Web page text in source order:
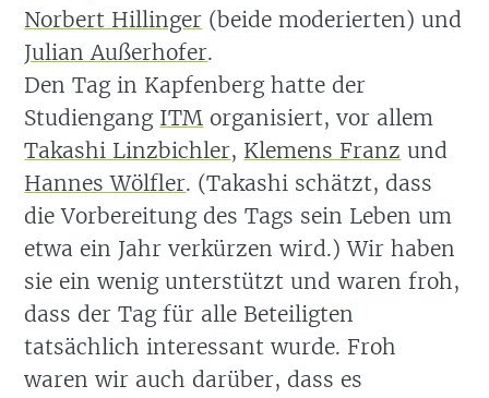
Norbert Hillinger (beide moderierten) und
Julian Außerhofer.
Den Tag in Kapfenberg hatte der
Studiengang ITM organisiert, vor allem
Takashi Linzbichler, Klemens Franz und
Hannes Wölfler. (Takashi schätzt, dass
die Vorbereitung des Tags sein Leben um
etwa ein Jahr verkürzen wird.) Wir haben
sie ein wenig unterstützt und waren froh,
dass der Tag für alle Beteiligten
tatsächlich interessant wurde. Froh
waren wir auch darüber, dass es